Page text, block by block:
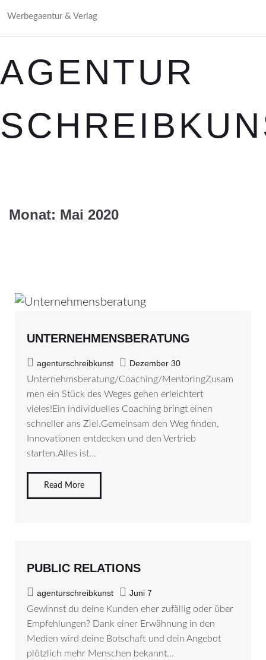
Werbegaentur & Verlag
AGENTUR
Monat: Mai 2020
UNTERNEHMENSBERATUNG
agenturschreibkunst
Dezember 30
Unternehmsberatung/Coaching/MentoringZusam
men ein Stück des Weges gehen erleichtert
vieles!Ein individuelles Coaching bringt einen
schneller ans Ziel.Gemeinsam den Weg finden,
Innovationen entdecken und den Vertrieb
starten.Alles ist...
Read More
PUBLIC RELATIONS
agenturschreibkunst
Juni 7
Gewinnst du deine Kunden eher zufällig oder über
Empfehlungen? Dank einer Erwähnung in den
Medien wird deine Botschaft und dein Angebot
plötzlich mehr Menschen bekannt...